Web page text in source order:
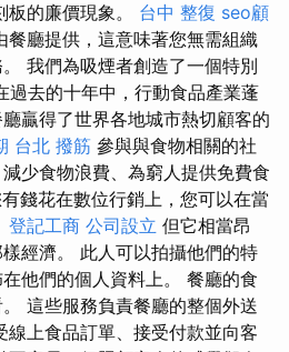
的廉價現象。 台中 整復 seo顧
餐廳提供，這意味著您無需組織
我們為吸煙者創造了一個特別
過去的十年中，行動食品產業蓬
贏得了世界各地城市熱切顧客的
台北 撥筋 參與與食物相關的社
少食物浪費、為窮人提供免費食
錢花在數位行銷上，您可以在當
登記工商 公司設立 但它相當昂
經濟。 此人可以拍攝他們的特
他們的個人資料上。 餐廳的食
這些服務負責餐廳的整個外送
上食品訂單、接受付款並向客